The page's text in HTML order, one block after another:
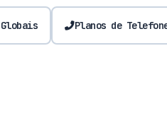
Planos de